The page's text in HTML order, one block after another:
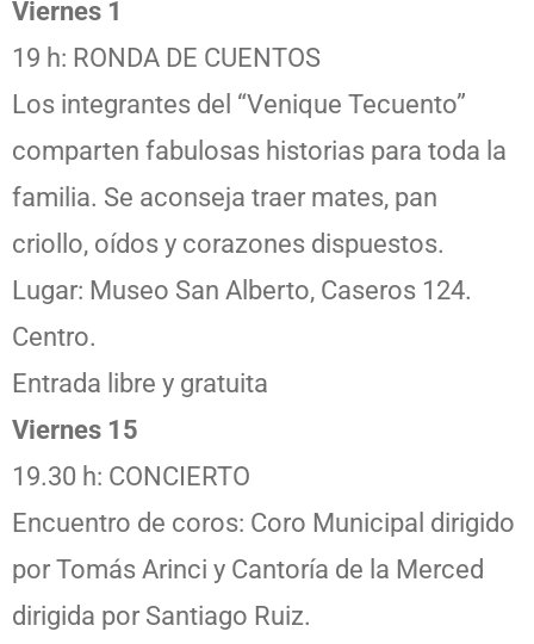
Viernes 1
19 h: RONDA DE CUENTOS
Los integrantes del “Venique Tecuento”
comparten fabulosas historias para toda la
familia. Se aconseja traer mates, pan
criollo, oídos y corazones dispuestos.
Lugar: Museo San Alberto, Caseros 124.
Centro.
Entrada libre y gratuita
Viernes 15
19.30 h: CONCIERTO
Encuentro de coros: Coro Municipal dirigido
por Tomás Arinci y Cantoría de la Merced
dirigida por Santiago Ruiz.